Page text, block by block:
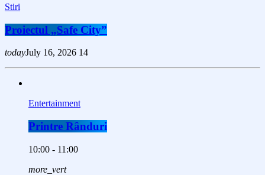
Stiri
Proiectul „Safe City”
todayJuly 16, 2026 14
Entertainment
Printre Rânduri
10:00 - 11:00
more_vert